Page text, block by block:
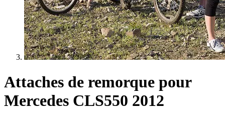
Attaches de remorque pour
Mercedes CLS550 2012